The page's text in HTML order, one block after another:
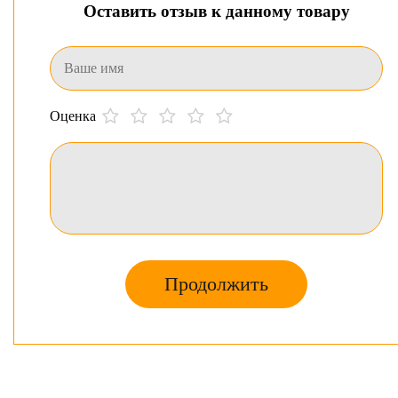
Оставить отзыв к данному товару
Оценка
Продолжить